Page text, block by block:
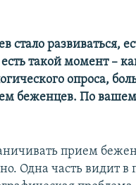
стало развиваться,
такой момент –
опроса,
беженцев. По
прием
Одна часть видит в